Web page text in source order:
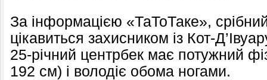
За інформацією «ТаТоТаке»,
цікавиться захисником із Кот-
25-річний центрбек має потужний
192 см) і володіє обома ногами.